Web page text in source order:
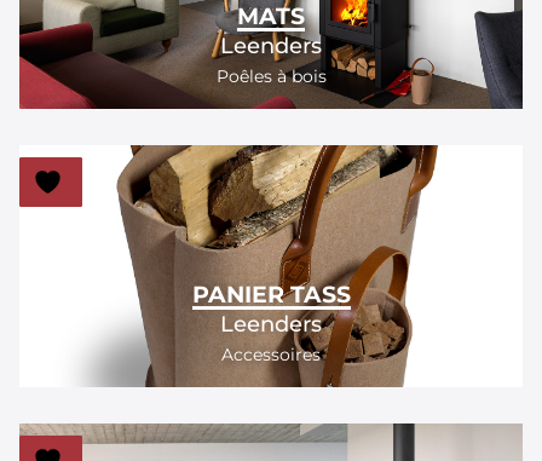
MATS
Leenders
Poêles à bois
PANIER TASS
Leenders
Accessoires